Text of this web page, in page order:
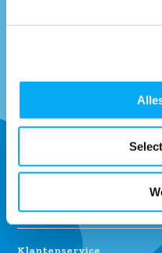
Ontvang onze tips om
* Lees hier de wettelijke
Klantenservice